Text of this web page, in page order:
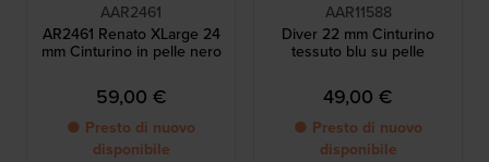
AAR2461
AR2461 Renato XLarge 24
mm Cinturino in pelle nero
59,00 €
● Presto di nuovo
disponibile
AAR11588
Diver 22 mm Cinturino
tessuto blu su pelle
49,00 €
● Presto di nuovo
disponibile